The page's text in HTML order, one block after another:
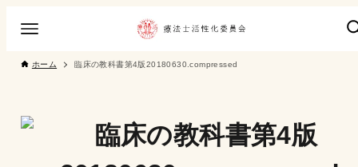
ホーム 臨床の教科書第4版20180630.compressed